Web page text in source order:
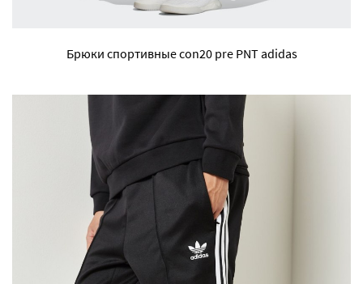
Брюки спортивные con20 pre PNT adidas